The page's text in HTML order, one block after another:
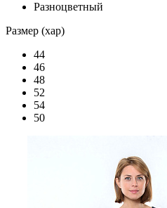
Разноцветный
Размер (хар)
44
46
48
52
54
50